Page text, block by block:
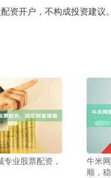
资开户，不构成投资建议
业股票配资，
牛米
顺，